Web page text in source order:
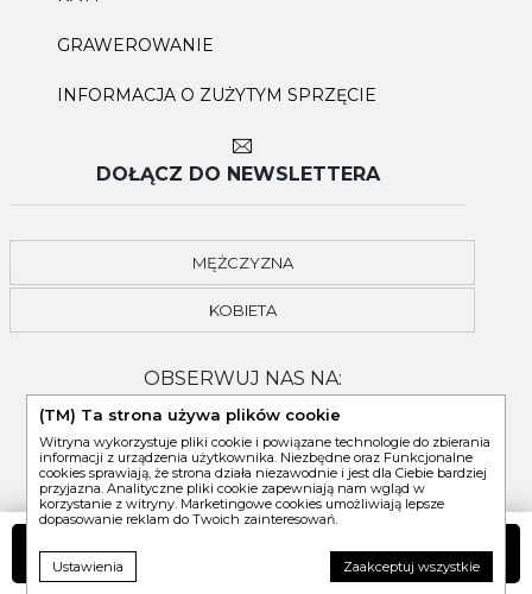
DO KOSZYKA
GRAWEROWANIE
INFORMACJA O ZUŻYTYM SPRZĘCIE
DOŁĄCZ DO NEWSLETTERA
MĘŻCZYZNA
KOBIETA
OBSERWUJ NAS NA:
(TM) Ta strona używa plików cookie
Witryna wykorzystuje pliki cookie i powiązane technologie do zbierania
informacji z urządzenia użytkownika. Niezbędne oraz Funkcjonalne
cookies sprawiają, że strona działa niezawodnie i jest dla Ciebie bardziej
przyjazna. Analityczne pliki cookie zapewniają nam wgląd w
korzystanie z witryny. Marketingowe cookies umożliwiają lepsze
dopasowanie reklam do Twoich zainteresowań.
Ustawienia Zaakceptuj wszystkie